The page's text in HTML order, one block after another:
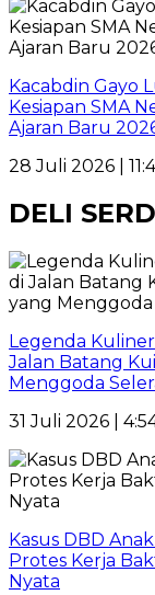
Kacabdin Gayo
Kesiapan SMA
Ajaran Baru
28 Juli 2026 |
DELI
Legenda
Jalan Batang
Menggoda
31 Juli 2026 |
Kasus DBD
Protes Kerja
Nyata